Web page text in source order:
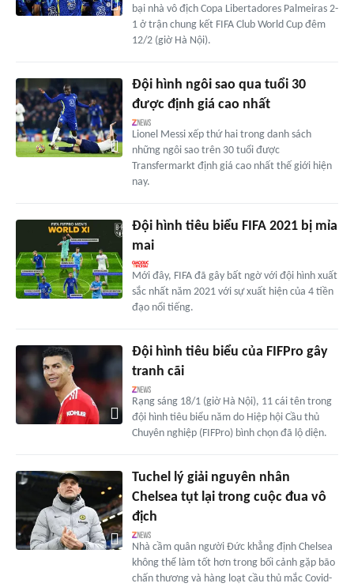
bại nhà vô địch Copa Libertadores Palmeiras 2-
1 ở trận chung kết FIFA Club World Cup đêm
12/2 (giờ Hà Nội).
Đội hình ngôi sao qua tuổi 30
được định giá cao nhất
Lionel Messi xếp thứ hai trong danh sách
những ngôi sao trên 30 tuổi được
Transfermarkt định giá cao nhất thế giới hiện
nay.
Đội hình tiêu biểu FIFA 2021 bị mỉa
mai
Mới đây, FIFA đã gây bất ngờ với đội hình xuất
sắc nhất năm 2021 với sự xuất hiện của 4 tiền
đạo nổi tiếng.
Đội hình tiêu biểu của FIFPro gây
tranh cãi
Rạng sáng 18/1 (giờ Hà Nội), 11 cái tên trong
đội hình tiêu biểu năm do Hiệp hội Cầu thủ
Chuyên nghiệp (FIFPro) bình chọn đã lộ diện.
Tuchel lý giải nguyên nhân
Chelsea tụt lại trong cuộc đua vô
địch
Nhà cầm quân người Đức khẳng định Chelsea
không thể làm tốt hơn trong bối cảnh gặp bão
chấn thương và hàng loạt cầu thủ mắc Covid-